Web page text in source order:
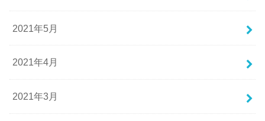
2021年5月
2021年4月
2021年3月